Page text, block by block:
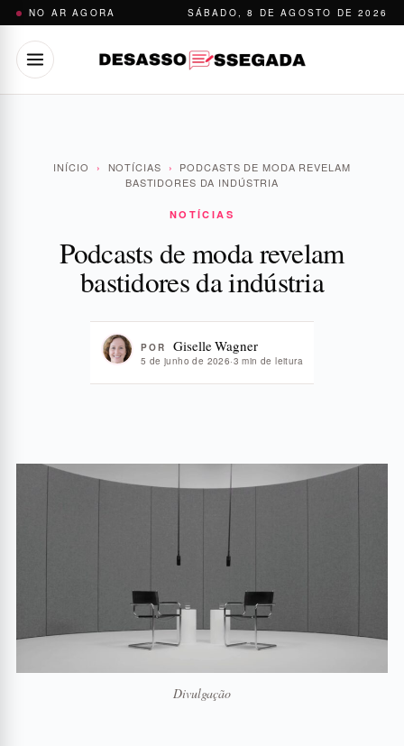
Pular
conteúdo
NO AR AGORA SÁBADO, 8 DE AGOSTO DE 2026
INÍCIO › NOTÍCIAS ›
PODCASTS DE MODA REVELAM
BASTIDORES DA INDÚSTRIA
NOTÍCIAS
Podcasts de moda revelam
bastidores da indústria
POR Giselle Wagner
5 de junho de 2026·3 min de leitura
Divulgação